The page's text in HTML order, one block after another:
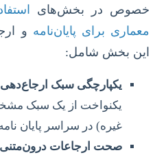
خصوص در بخش‌های
معماری برای پایان‌نامه و
این بخش شامل:
یکپارچگی سبک
غیره) در سراسر پایان
صحت ارجاعات